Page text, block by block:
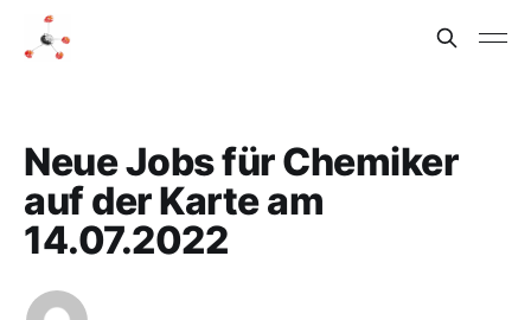
Neue Jobs für Chemiker
auf der Karte am
14.07.2022